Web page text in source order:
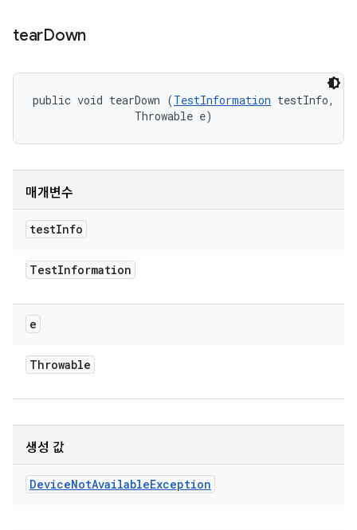
tearDown
public void tearDown (TestInformation testInfo,
                Throwable e)
매개변수
testInfo
TestInformation
e
Throwable
생성 값
DeviceNotAvailableException